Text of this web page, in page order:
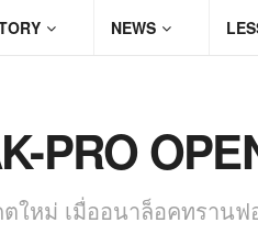
NEWS
PRO
ใหม่ เมื่ออนาล็อคทรานฟ